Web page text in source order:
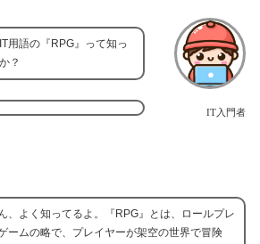
IT入門者
用語の『RPG』って知っ
？
、よく知ってるよ。『RPG』とは、ロールプレ
ームの略で、プレイヤーが架空の世界で冒険